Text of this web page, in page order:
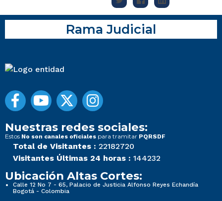
Rama Judicial
Nuestras redes sociales:
Estos No son canales oficiales para tramitar PQRSDF
Total de Visitantes : 22182720
Visitantes Últimas 24 horas : 144232
Ubicación Altas Cortes:
Calle 12 No 7 - 65, Palacio de Justicia Alfonso Reyes Echandía
Bogotá - Colombia